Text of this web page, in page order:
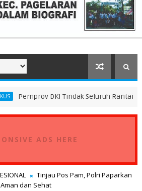
DKI Tindak Seluruh Rantai Praktik
ADS HERE
Tinjau Pos Pam, Polri Paparkan
dan Sehat